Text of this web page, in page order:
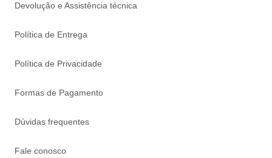
Devolução e Assistência técnica
Política de Entrega
Política de Privacidade
Formas de Pagamento
Dúvidas frequentes
Fale conosco